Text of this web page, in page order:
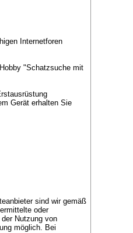
Internetforen
"Schatzsuche mit
Gerät erhalten Sie
sind wir gemäß
oder
Nutzung von
möglich. Bei